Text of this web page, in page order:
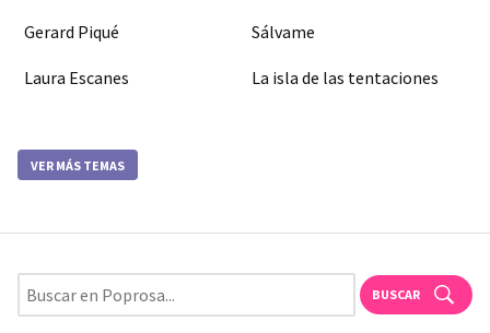
Gerard Piqué Sálvame
Laura Escanes La isla de las tentaciones
VER MÁS TEMAS
BUSCAR